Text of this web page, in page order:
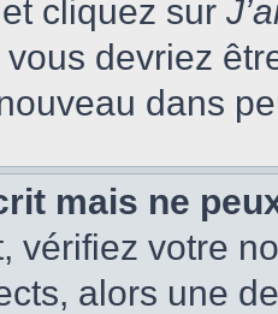
cliquez sur
devriez
dans
mais ne
vérifiez votre
alors une